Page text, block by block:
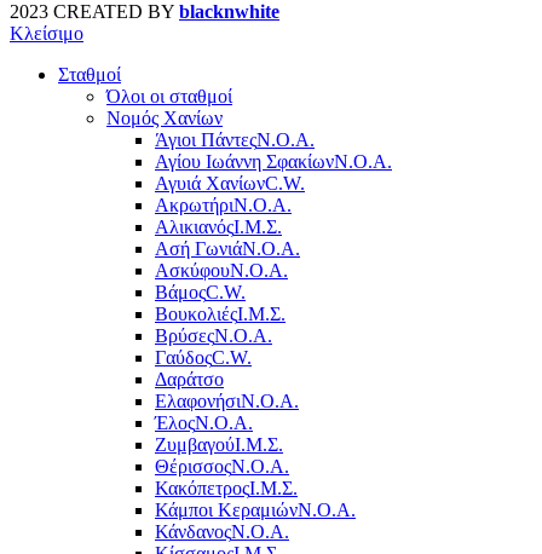
2023 CREATED BY blacknwhite
Κλείσιμο
Σταθμοί
Όλοι οι σταθμοί
Νομός Χανίων
Άγιοι ΠάντεςΝ.Ο.Α.
Αγίου Ιωάννη ΣφακίωνΝ.Ο.Α.
Αγυιά ΧανίωνC.W.
ΑκρωτήριΝ.Ο.Α.
ΑλικιανόςΙ.Μ.Σ.
Ασή ΓωνιάΝ.Ο.Α.
ΑσκύφουΝ.Ο.Α.
ΒάμοςC.W.
ΒουκολιέςΙ.Μ.Σ.
ΒρύσεςΝ.Ο.Α.
ΓαύδοςC.W.
Δαράτσο
ΕλαφονήσιΝ.Ο.Α.
ΈλοςΝ.Ο.Α.
ΖυμβαγούΙ.Μ.Σ.
ΘέρισσοςΝ.Ο.Α.
ΚακόπετροςΙ.Μ.Σ.
Κάμποι ΚεραμιώνΝ.Ο.Α.
ΚάνδανοςΝ.Ο.Α.